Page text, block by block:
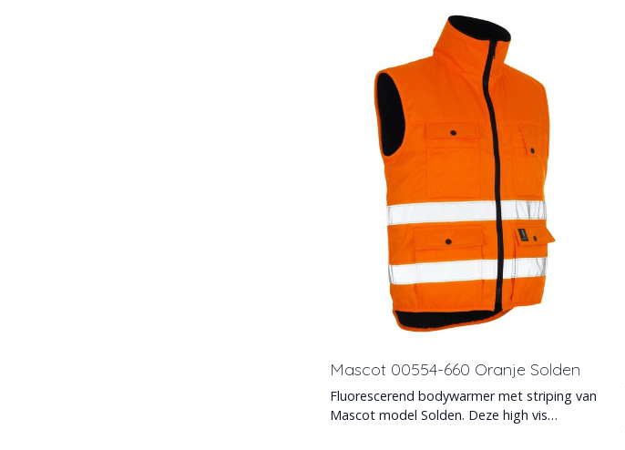
Mascot 00554-660 Oranje Solden
Fluorescerend bodywarmer met striping van
Mascot model Solden. Deze high vis